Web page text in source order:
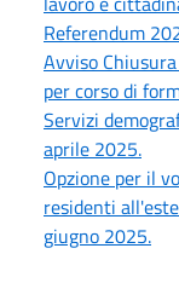
Referendum
Avviso
per corso di
Servizi
aprile 2025.
Opzione per il
residenti
giugno 2025.